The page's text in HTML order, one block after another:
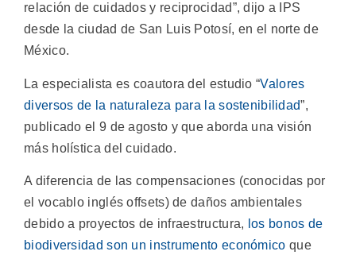
relación de cuidados y reciprocidad”, dijo a IPS
desde la ciudad de San Luis Potosí, en el norte de
México.
La especialista es coautora del estudio “Valores
diversos de la naturaleza para la sostenibilidad”,
publicado el 9 de agosto y que aborda una visión
más holística del cuidado.
A diferencia de las compensaciones (conocidas por
el vocablo inglés offsets) de daños ambientales
debido a proyectos de infraestructura, los bonos de
biodiversidad son un instrumento económico que